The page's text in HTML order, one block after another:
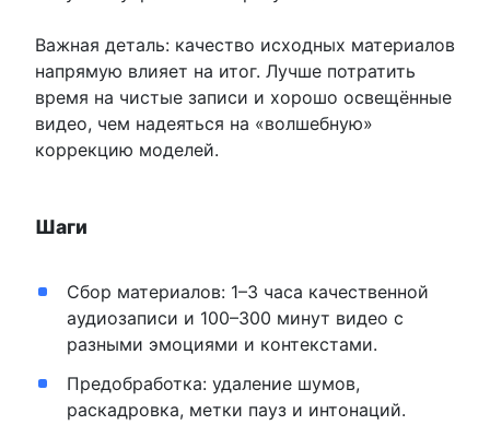
Важная деталь: качество исходных материалов
напрямую влияет на итог. Лучше потратить
время на чистые записи и хорошо освещённые
видео, чем надеяться на «волшебную»
коррекцию моделей.
Шаги
Сбор материалов: 1–3 часа качественной
аудиозаписи и 100–300 минут видео с
разными эмоциями и контекстами.
Предобработка: удаление шумов,
раскадровка, метки пауз и интонаций.